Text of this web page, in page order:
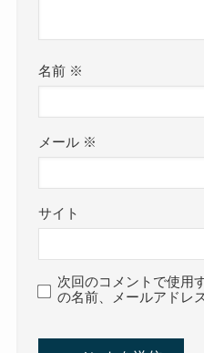
名前 ※
メール ※
サイト
次回のコメントで使用
の名前、メールアドレ